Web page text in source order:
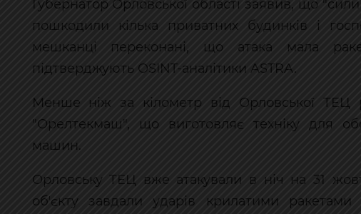
Губернатор Орловської області заявив, що
пошкодили кілька приватних будинків і
мешканці переконані, що атака мала
підтверджують OSINT-аналітики ASTRA.
Менше ніж за кілометр від Орловської ТЕЦ
"Орелтекмаш", що виготовляє техніку для
машин.
Орловську ТЕЦ вже атакували в ніч на 31
обʼєкту завдали ударів крилатими